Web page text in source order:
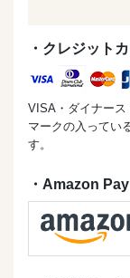
・クレジット
VISA・ダイナー
マークの入ってい
す。
・Amazon Pay